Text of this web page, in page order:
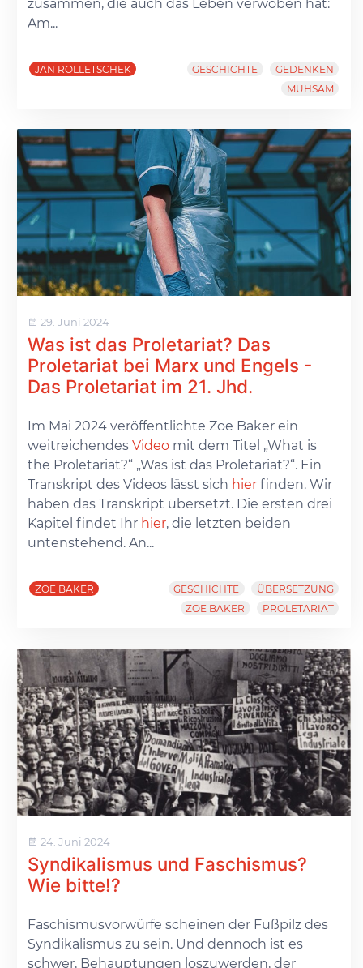
zusammen, die auch das Leben verwoben hat:
Am...
JAN ROLLETSCHEK GESCHICHTE
GEDENKEN
MÜHSAM
29. Juni 2024
Was ist das Proletariat? Das
Proletariat bei Marx und Engels -
Das Proletariat im 21. Jhd.
Im Mai 2024 veröffentlichte Zoe Baker ein
weitreichendes Videomit dem Titel „What is
the Proletariat?“ „Was ist das Proletariat?“. Ein
Transkript des Videos lässt sich hierfinden. Wir
haben das Transkript übersetzt. Die ersten drei
Kapitel findet Ihr hier, die letzten beiden
untenstehend. An...
ZOE BAKER GESCHICHTE
ÜBERSETZUNG
ZOE BAKER
PROLETARIAT
24. Juni 2024
Syndikalismus und Faschismus?
Wie bitte!?
Faschismusvorwürfe scheinen der Fußpilz des
Syndikalismus zu sein. Und dennoch ist es
schwer, Behauptungen loszuwerden, der